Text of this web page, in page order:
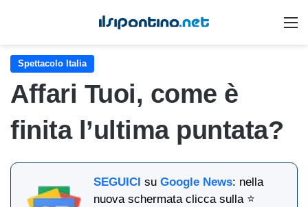
Spettacolo Italia
Affari Tuoi, come è
finita l’ultima puntata?
SEGUICI suGoogle News: nella
nuova schermata clicca sulla ⭐